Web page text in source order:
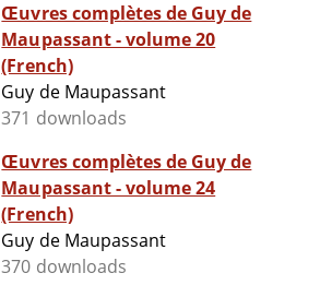
Œuvres complètes de Guy de
Maupassant - volume 20
(French)
Guy de Maupassant
371 downloads
Œuvres complètes de Guy de
Maupassant - volume 24
(French)
Guy de Maupassant
370 downloads